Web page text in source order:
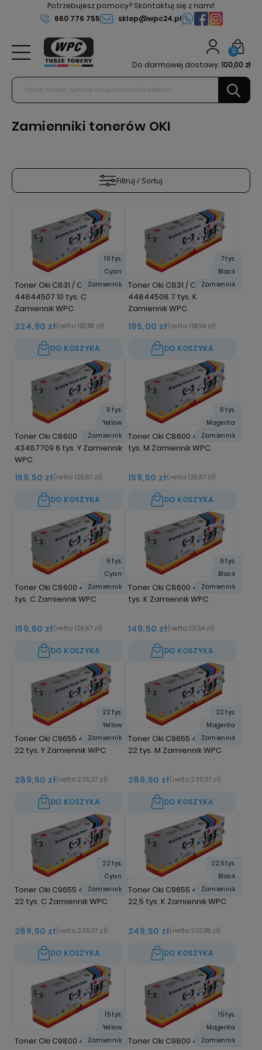
Potrzebujesz pomocy? Skontaktuj się z nami!
660 776 755
sklep@wpc24.pl
0
Do darmowej dostawy:100,00 zł
Zamienniki tonerów OKI
Filtruj / Sortuj
Toner Oki C831 / C841
44844507 10 tys. C
Zamiennik WPC
224,90 zł(netto: 182,85 zł)
DO KOSZYKA
10 tys.
Cyan
Zamiennik
Toner Oki C831 / C841
44844508 7 tys. K
Zamiennik WPC
195,00 zł(netto: 158,54 zł)
DO KOSZYKA
7 tys.
Black
Zamiennik
Toner Oki C8600
43487709 6 tys. Y Zamiennik
WPC
159,50 zł(netto: 129,67 zł)
DO KOSZYKA
6 tys.
Yellow
Zamiennik
Toner Oki C8600 43487710 6
tys. M Zamiennik WPC
159,50 zł(netto: 129,67 zł)
DO KOSZYKA
6 tys.
Magenta
Zamiennik
Toner Oki C8600 43487711 6
tys. C Zamiennik WPC
159,50 zł(netto: 129,67 zł)
DO KOSZYKA
6 tys.
Cyan
Zamiennik
Toner Oki C8600 43487712 6
tys. K Zamiennik WPC
149,50 zł(netto: 121,54 zł)
DO KOSZYKA
6 tys.
Black
Zamiennik
Toner Oki C9655 43837129
22 tys. Y Zamiennik WPC
289,50 zł(netto: 235,37 zł)
DO KOSZYKA
22 tys.
Yellow
Zamiennik
Toner Oki C9655 43837130
22 tys. M Zamiennik WPC
289,50 zł(netto: 235,37 zł)
DO KOSZYKA
22 tys.
Magenta
Zamiennik
Toner Oki C9655 43837131
22 tys. C Zamiennik WPC
289,50 zł(netto: 235,37 zł)
DO KOSZYKA
22 tys.
Cyan
Zamiennik
Toner Oki C9655 43837132
22,5 tys. K Zamiennik WPC
249,50 zł(netto: 202,85 zł)
DO KOSZYKA
22,5 tys.
Black
Zamiennik
Toner Oki C9800 42918913 15
15 tys.
Yellow
Zamiennik
Toner Oki C9800 42918914 15
15 tys.
Magenta
Zamiennik